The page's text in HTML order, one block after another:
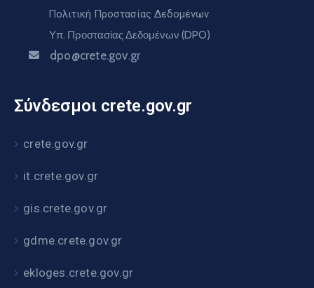
Πολιτική Προστασίας Δεδομένων
Υπ. Προστασίας Δεδομένων (DPO)
dpo@crete.gov.gr
Σύνδεσμοι crete.gov.gr
crete.gov.gr
it.crete.gov.gr
gis.crete.gov.gr
gdme.crete.gov.gr
ekloges.crete.gov.gr